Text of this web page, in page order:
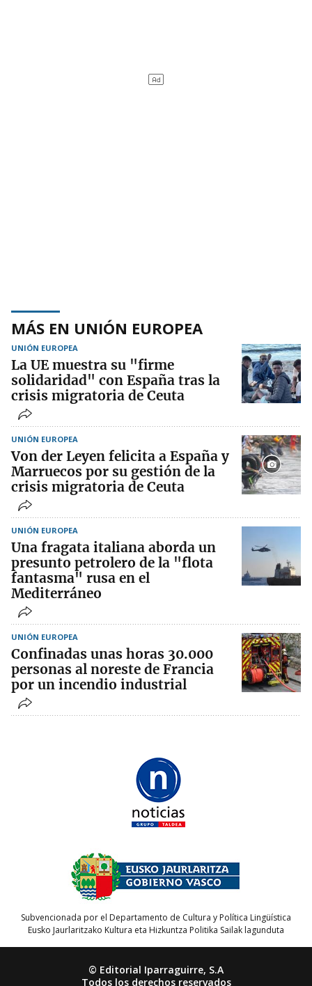
MÁS EN UNIÓN EUROPEA
UNIÓN EUROPEA
La UE muestra su "firme
solidaridad" con España tras la
crisis migratoria de Ceuta
UNIÓN EUROPEA
Von der Leyen felicita a España y
Marruecos por su gestión de la
crisis migratoria de Ceuta
UNIÓN EUROPEA
Una fragata italiana aborda un
presunto petrolero de la "flota
fantasma" rusa en el
Mediterráneo
UNIÓN EUROPEA
Confinadas unas horas 30.000
personas al noreste de Francia
por un incendio industrial
Subvencionada por el Departamento de Cultura y Política Lingüística
Eusko Jaurlaritzako Kultura eta Hizkuntza Politika Sailak lagunduta
© Editorial Iparraguirre, S.A
Todos los derechos reservados